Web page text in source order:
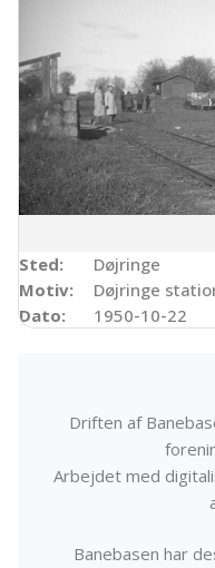
Sted:
Døjringe
Motiv:
Døjringe
Dato:
1950-10-22
Driften af
Arbejdet med
Banebasen har